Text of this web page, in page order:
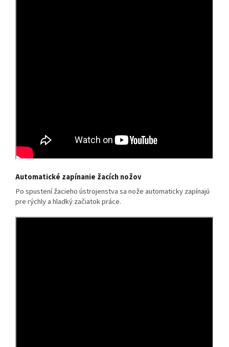
Automatické zapínanie žacích nožov
Po spustení žacieho ústrojenstva sa nože automaticky zapínajú
pre rýchly a hladký začiatok práce.